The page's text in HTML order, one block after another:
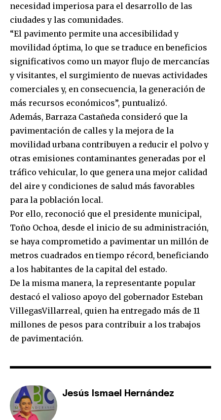
necesidad imperiosa para el desarrollo de las
ciudades y las comunidades.
“El pavimento permite una accesibilidad y
movilidad óptima, lo que se traduce en beneficios
significativos como un mayor flujo de mercancías
y visitantes, el surgimiento de nuevas actividades
comerciales y, en consecuencia, la generación de
más recursos económicos”, puntualizó.
Además, Barraza Castañeda consideró que la
pavimentación de calles y la mejora de la
movilidad urbana contribuyen a reducir el polvo y
otras emisiones contaminantes generadas por el
tráfico vehicular, lo que genera una mejor calidad
del aire y condiciones de salud más favorables
para la población local.
Por ello, reconoció que el presidente municipal,
Toño Ochoa, desde el inicio de su administración,
se haya comprometido a pavimentar un millón de
metros cuadrados en tiempo récord, beneficiando
a los habitantes de la capital del estado.
De la misma manera, la representante popular
destacó el valioso apoyo del gobernador Esteban
VillegasVillarreal, quien ha entregado más de 11
millones de pesos para contribuir a los trabajos
de pavimentación.
Jesús Ismael Hernández